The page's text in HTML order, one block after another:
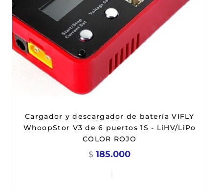
Cargador y descargador de batería VIFLY
WhoopStor V3 de 6 puertos 1S - LiHV/LiPo
COLOR ROJO
$ 185.000